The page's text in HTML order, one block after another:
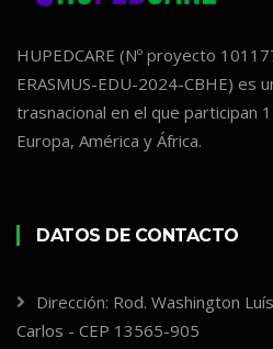
HUPEDCARE (Nº proyecto
ERASMUS-EDU-2024-CBHE) es
trasnacional en el que participan
Europa, América y África.
DATOS DE CONTACTO
Dirección: Rod. Washington
Carlos - CEP 13565-905